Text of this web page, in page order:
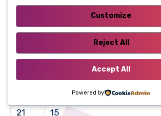
років
19
Запасний
20 Правий стоп-сигнал
21 15
Customize
Reject All
Accept All
Powered by